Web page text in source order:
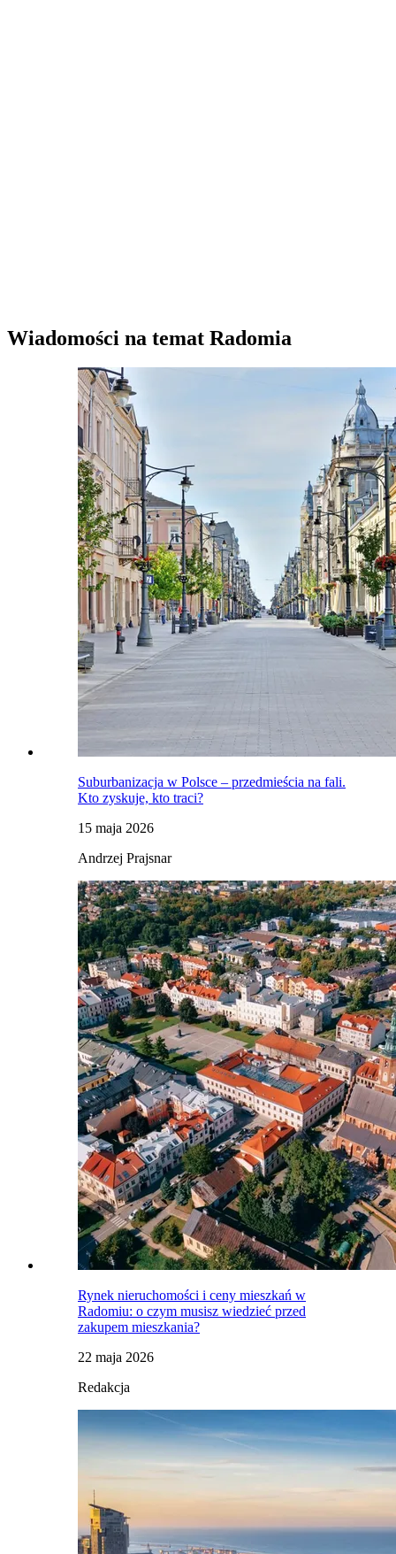
Wiadomości na temat Radomia
Suburbanizacja w Polsce – przedmieścia na fali.
Kto zyskuje, kto traci?
15 maja 2026
Andrzej Prajsnar
Rynek nieruchomości i ceny mieszkań w
Radomiu: o czym musisz wiedzieć przed
zakupem mieszkania?
22 maja 2026
Redakcja